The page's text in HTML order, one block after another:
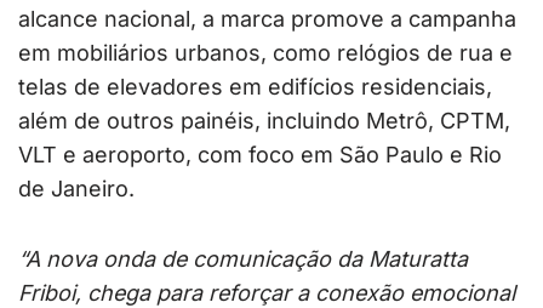
alcance nacional, a marca promove a campanha
em mobiliários urbanos, como relógios de rua e
telas de elevadores em edifícios residenciais,
além de outros painéis, incluindo Metrô, CPTM,
VLT e aeroporto, com foco em São Paulo e Rio
de Janeiro.
“A nova onda de comunicação da Maturatta
Friboi, chega para reforçar a conexão emocional